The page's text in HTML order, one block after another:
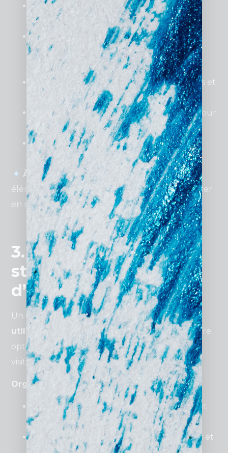
Page d’accueil impactanteavec un
message clair et engageant.
Présentation du cabinet et des
spécialités
(droit des affaires, pénal,
immobilier, travail, etc.).
Blog juridiquepour partager des conseils et
améliorer le SEO.
Témoignages clientset études de cas pour
rassurer les prospects.
Prise de rendez-vous en ligneet
formulaire de contact simplifié.
À retenir: Un avocat ayant un site avec ces
éléments voit son taux de conversion augmenter
en moyenne de30 %.
3. Comment bien
structurer un site web
d’avocat ?
Un site bien structuré améliorel’expérience
utilisateur
et facilite la navigation. Une structure
optimisée permet de guider naturellement le
visiteur vers la prise de contact.
Organisation recommandée :
Accueil: Présentation rapide du cabinet et
appel à l’action (“Prenez rendez-vous”).
Qui sommes-nous ?: Expertise, parcours et